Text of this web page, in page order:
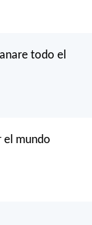
todo el
el mundo